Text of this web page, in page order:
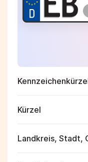
Kürzel
Landkreis, Stadt,